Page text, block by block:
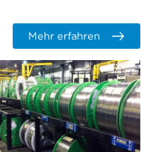
Mehr erfahren